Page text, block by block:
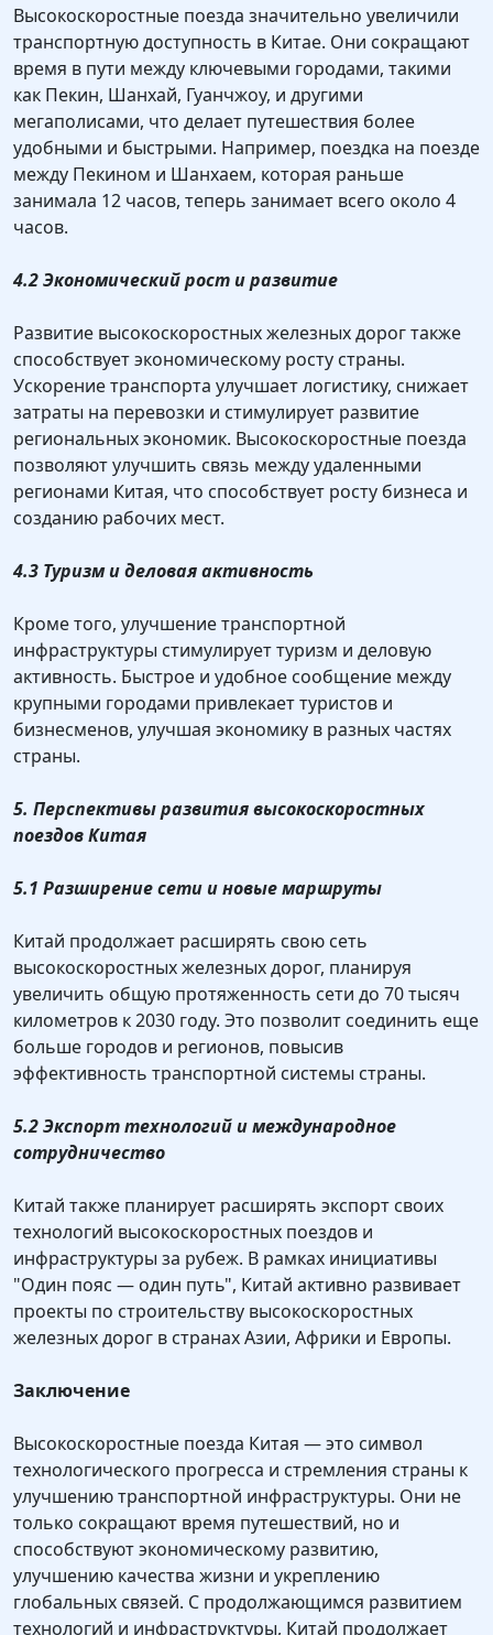
Высокоскоростные поезда значительно увеличили
транспортную доступность в Китае. Они сокращают
время в пути между ключевыми городами, такими
как Пекин, Шанхай, Гуанчжоу, и другими
мегаполисами, что делает путешествия более
удобными и быстрыми. Например, поездка на поезде
между Пекином и Шанхаем, которая раньше
занимала 12 часов, теперь занимает всего около 4
часов.
4.2 Экономический рост и развитие
Развитие высокоскоростных железных дорог также
способствует экономическому росту страны.
Ускорение транспорта улучшает логистику, снижает
затраты на перевозки и стимулирует развитие
региональных экономик. Высокоскоростные поезда
позволяют улучшить связь между удаленными
регионами Китая, что способствует росту бизнеса и
созданию рабочих мест.
4.3 Туризм и деловая активность
Кроме того, улучшение транспортной
инфраструктуры стимулирует туризм и деловую
активность. Быстрое и удобное сообщение между
крупными городами привлекает туристов и
бизнесменов, улучшая экономику в разных частях
страны.
5. Перспективы развития высокоскоростных
поездов Китая
5.1 Разширение сети и новые маршруты
Китай продолжает расширять свою сеть
высокоскоростных железных дорог, планируя
увеличить общую протяженность сети до 70 тысяч
километров к 2030 году. Это позволит соединить еще
больше городов и регионов, повысив
эффективность транспортной системы страны.
5.2 Экспорт технологий и международное
сотрудничество
Китай также планирует расширять экспорт своих
технологий высокоскоростных поездов и
инфраструктуры за рубеж. В рамках инициативы
"Один пояс — один путь", Китай активно развивает
проекты по строительству высокоскоростных
железных дорог в странах Азии, Африки и Европы.
Заключение
Высокоскоростные поезда Китая — это символ
технологического прогресса и стремления страны к
улучшению транспортной инфраструктуры. Они не
только сокращают время путешествий, но и
способствуют экономическому развитию,
улучшению качества жизни и укреплению
глобальных связей. С продолжающимся развитием
технологий и инфраструктуры, Китай продолжает